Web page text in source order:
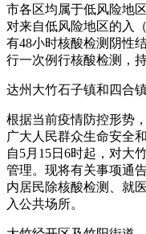
市各区均属于低风险地
对来自低风险地区的入
有48小时核酸检测阴性
行一次例行核酸检测，
达州大竹石子镇和四合
根据当前疫情防控形势
广大人民群众生命安全
自5月15日6时起，对大
管理。现将有关事项通
内居民除核酸检测、就
入公共场所。